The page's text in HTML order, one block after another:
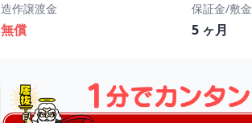
造作譲渡金
無償
保証金/敷金
5 ヶ月